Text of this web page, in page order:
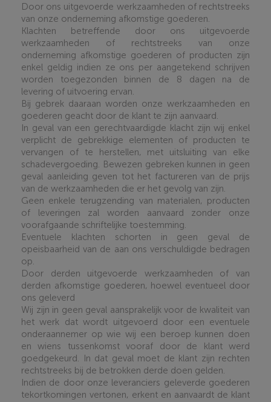
Door ons uitgevoerde werkzaamheden of rechtstreeks
van onze onderneming afkomstige goederen.
Klachten betreffende door ons uitgevoerde
werkzaamheden of rechtstreeks van onze
onderneming afkomstige goederen of producten zijn
enkel geldig indien ze ons per aangetekend schrijven
worden toegezonden binnen de 8 dagen na de
levering of uitvoering ervan.
Bij gebrek daaraan worden onze werkzaamheden en
goederen geacht door de klant te zijn aanvaard.
In geval van een gerechtvaardigde klacht zijn wij enkel
verplicht de gebrekkige elementen of producten te
vervangen of te herstellen, met uitsluiting van elke
schadevergoeding. Bewezen gebreken kunnen in geen
geval aanleiding geven tot het factureren van de prijs
van de werkzaamheden die er het gevolg van zijn.
Geen enkele terugzending van materialen, producten
of leveringen zal worden aanvaard zonder onze
voorafgaande schriftelijke toestemming.
Eventuele klachten schorten in geen geval de
opeisbaarheid van de aan ons verschuldigde bedragen
op.
Door derden uitgevoerde werkzaamheden of van
derden afkomstige goederen, hoewel eventueel door
ons geleverd
Wij zijn in geen geval aansprakelijk voor de kwaliteit van
het werk dat wordt uitgevoerd door een eventuele
onderaannemer op wie wij een beroep kunnen doen
en wiens tussenkomst vooraf door de klant werd
goedgekeurd. In dat geval moet de klant zijn rechten
rechtstreeks bij de betrokken derde doen gelden.
Indien de door onze leveranciers geleverde goederen
tekortkomingen vertonen, erkent en aanvaardt de klant